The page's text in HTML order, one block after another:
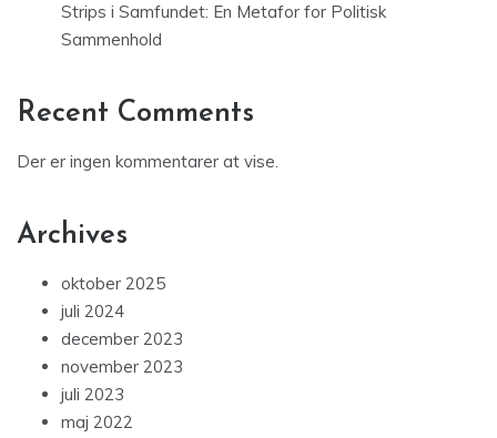
Strips i Samfundet: En Metafor for Politisk
Sammenhold
Recent Comments
Der er ingen kommentarer at vise.
Archives
oktober 2025
juli 2024
december 2023
november 2023
juli 2023
maj 2022